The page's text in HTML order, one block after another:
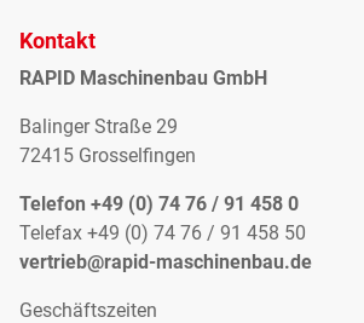
Kontakt
RAPID Maschinenbau GmbH
Balinger Straße 29
72415 Grosselfingen
Telefon +49 (0) 74 76 / 91 458 0
Telefax +49 (0) 74 76 / 91 458 50
vertrieb@rapid-maschinenbau.de
Geschäftszeiten